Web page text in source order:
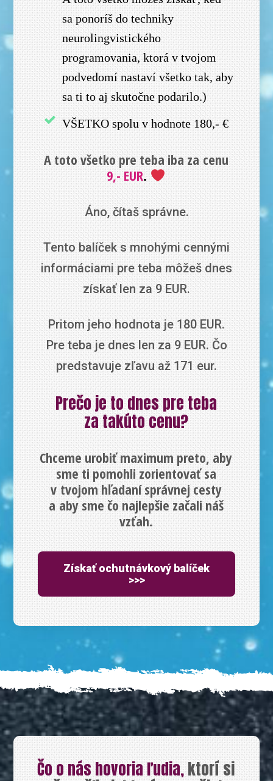
sa ponoríš do techniky
neurolingvistického
programovania, ktorá v tvojom
podvedomí nastaví všetko tak, aby
sa ti to aj skutočne podarilo.)
VŠETKO spolu v hodnote 180,- €
A toto všetko pre teba iba za cenu
9,- EUR.
Áno, čítaš správne.
Tento balíček s mnohými cennými
informáciami pre teba môžeš dnes
získať len za 9 EUR.
Pritom jeho hodnota je 180 EUR.
Pre teba je dnes len za 9 EUR. Čo
predstavuje zľavu až 171 eur.
Prečo je to dnes pre teba
za takúto cenu?
Chceme urobiť maximum preto, aby
sme ti pomohli zorientovať sa
v tvojom hľadaní správnej cesty
a aby sme čo najlepšie začali náš
vzťah.
Získať ochutnávkový balíček
>>>
Čo o nás hovoria ľudia,ktorí si